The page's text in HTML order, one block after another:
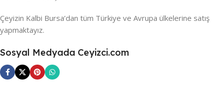
Çeyizin Kalbi Bursa’dan tüm Türkiye ve Avrupa ülkelerine satış
yapmaktayız.
Sosyal Medyada Ceyizci.com